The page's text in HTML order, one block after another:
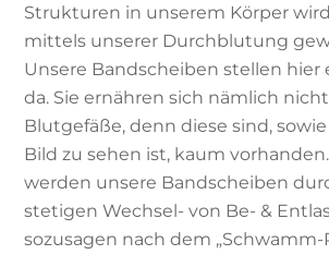
Strukturen in unserem Körper
mittels unserer Durchblutung
Unsere Bandscheiben stellen hier
da. Sie ernähren sich nämlich
Blutgefäße, denn diese sind,
Bild zu sehen ist, kaum
werden unsere Bandscheiben
stetigen Wechsel- von Be- &
sozusagen nach dem „Schwamm-